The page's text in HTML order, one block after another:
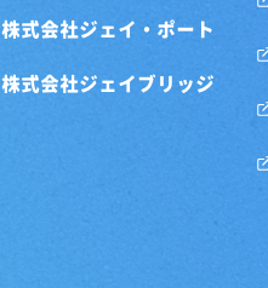
株式会社ジェイ・ポート
株式会社ジェイブリッジ